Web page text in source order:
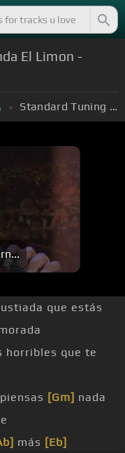
El Limon -
Standard Tuning (EADGBE)
que estás
horribles que te
[Gm] nada
más [Eb]